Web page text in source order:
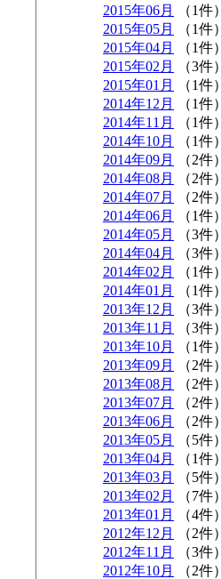
2015年06月
（1件）
2015年05月
（1件）
2015年04月
（1件）
2015年02月
（3件）
2015年01月
（1件）
2014年12月
（1件）
2014年11月
（1件）
2014年10月
（1件）
2014年09月
（2件）
2014年08月
（2件）
2014年07月
（2件）
2014年06月
（1件）
2014年05月
（3件）
2014年04月
（3件）
2014年02月
（1件）
2014年01月
（1件）
2013年12月
（3件）
2013年11月
（3件）
2013年10月
（1件）
2013年09月
（2件）
2013年08月
（2件）
2013年07月
（2件）
2013年06月
（2件）
2013年05月
（5件）
2013年04月
（1件）
2013年03月
（5件）
2013年02月
（7件）
2013年01月
（4件）
2012年12月
（2件）
2012年11月
（3件）
2012年10月
（2件）